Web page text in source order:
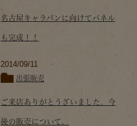
名古屋キャラバンに向けてパネル
も完成！！
2014/09/11
出張販売
ご来店ありがとうざいました。今
後の販売について。